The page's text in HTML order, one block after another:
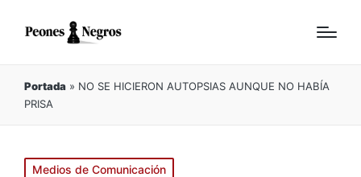
Portada » NO SE HICIERON AUTOPSIAS AUNQUE NO HABÍA
PRISA
Publicado
Medios de Comunicación